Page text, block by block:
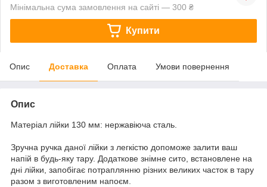
Мінімальна сума замовлення на сайті — 300 ₴
Купити
Опис Доставка Оплата Умови повернення
Опис
Матеріал лійки 130 мм: нержавіюча сталь.
Зручна ручка даної лійки з легкістю допоможе залити ваш
напій в будь-яку тару. Додаткове знімне сито, встановлене на
дні лійки, запобігає потраплянню різних великих часток в тару
разом з виготовленим напоєм.